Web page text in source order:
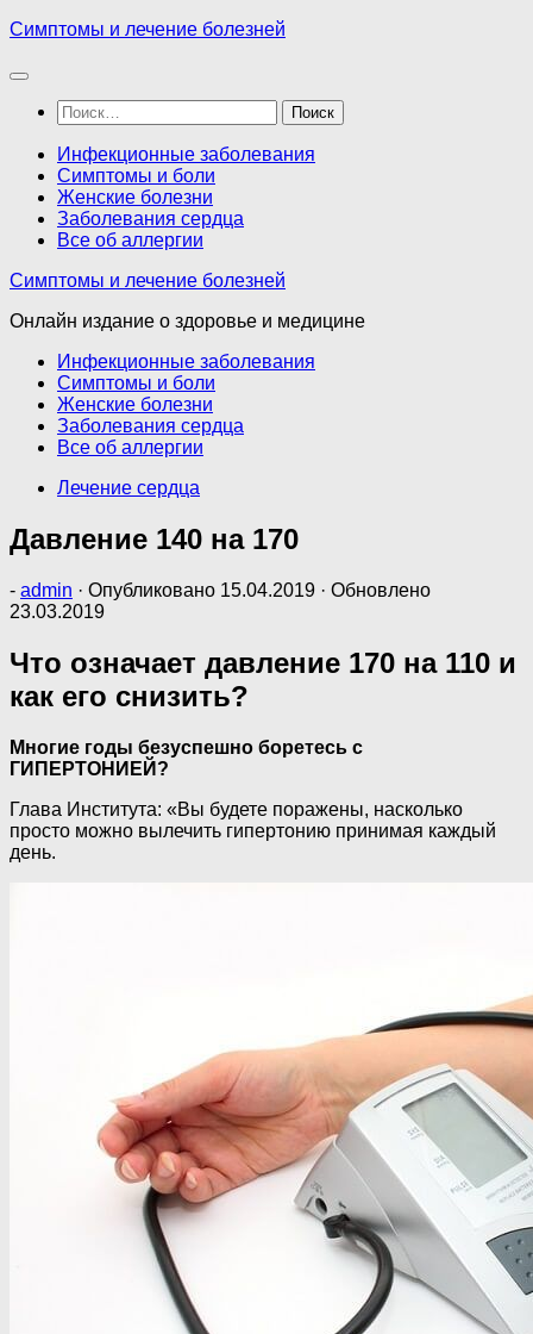
Перейти
содержимому
Симптомы и лечение болезней
Найти:
Инфекционные заболевания
Симптомы и боли
Женские болезни
Заболевания сердца
Все об аллергии
Симптомы и лечение болезней
Онлайн издание о здоровье и медицине
Инфекционные заболевания
Симптомы и боли
Женские болезни
Заболевания сердца
Все об аллергии
Лечение сердца
Давление 140 на 170
- admin · Опубликовано 15.04.2019 · Обновлено
23.03.2019
Что означает давление 170 на 110 и
как его снизить?
Многие годы безуспешно боретесь с
ГИПЕРТОНИЕЙ?
Глава Института: «Вы будете поражены, насколько
просто можно вылечить гипертонию принимая каждый
день.